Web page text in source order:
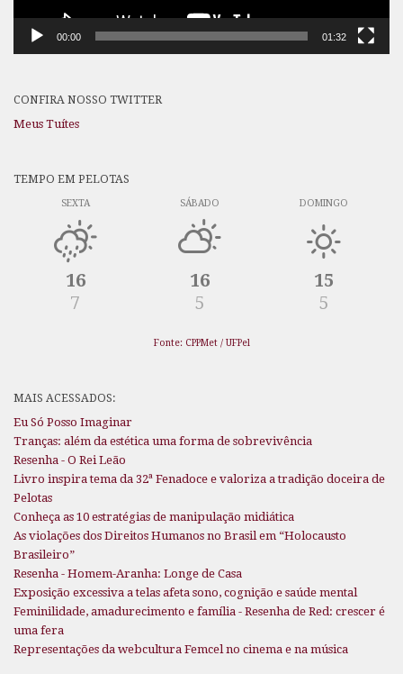
00:00 01:32
CONFIRA NOSSO TWITTER
Meus Tuítes
TEMPO EM PELOTAS
SEXTA
16
7
SÁBADO
16
5
DOMINGO
15
5
Fonte: CPPMet / UFPel
MAIS ACESSADOS:
Eu Só Posso Imaginar
Tranças: além da estética uma forma de sobrevivência
Resenha - O Rei Leão
Livro inspira tema da 32ª Fenadoce e valoriza a tradição doceira de
Pelotas
Conheça as 10 estratégias de manipulação midiática
As violações dos Direitos Humanos no Brasil em “Holocausto
Brasileiro”
Resenha - Homem-Aranha: Longe de Casa
Exposição excessiva a telas afeta sono, cognição e saúde mental
Feminilidade, amadurecimento e família - Resenha de Red: crescer é
uma fera
Representações da webcultura Femcel no cinema e na música